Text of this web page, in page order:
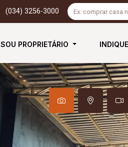
(034) 3256-3000
SOU PROPRIETÁRIO